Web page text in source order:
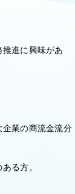
進に興味があ
業の商流金流分
る方。